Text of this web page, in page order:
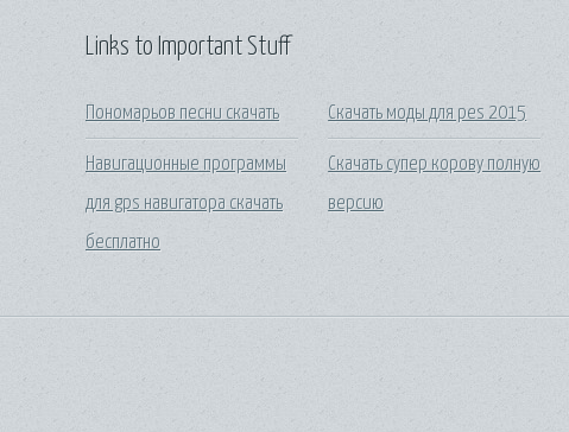
Links to Important Stuff
Пономарьов песни скачать
Навигационные программы
для gps навигатора скачать
бесплатно
Скачать моды для pes 2015
Скачать супер корову полную
версию